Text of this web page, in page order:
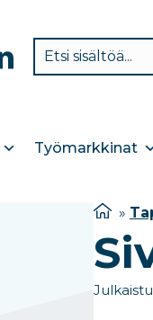
Työmarkkinat
»